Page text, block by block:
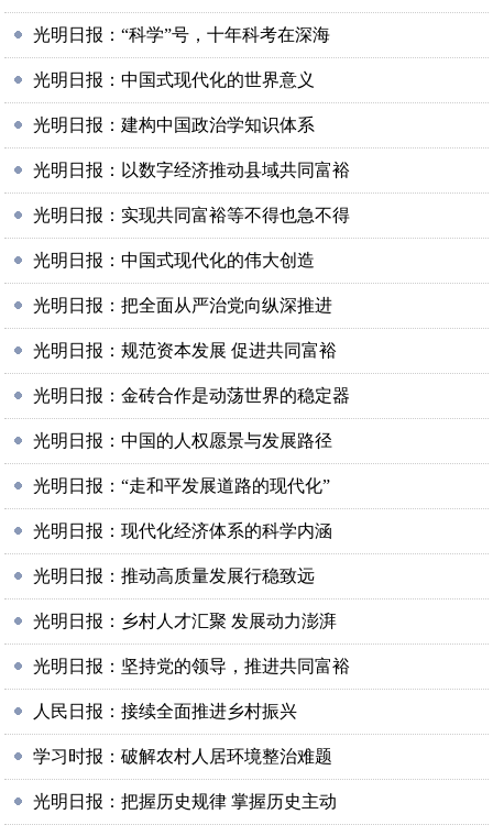
光明日报：“科学”号，十年科考在深海
光明日报：中国式现代化的世界意义
光明日报：建构中国政治学知识体系
光明日报：以数字经济推动县域共同富裕
光明日报：实现共同富裕等不得也急不得
光明日报：中国式现代化的伟大创造
光明日报：把全面从严治党向纵深推进
光明日报：规范资本发展 促进共同富裕
光明日报：金砖合作是动荡世界的稳定器
光明日报：中国的人权愿景与发展路径
光明日报：“走和平发展道路的现代化”
光明日报：现代化经济体系的科学内涵
光明日报：推动高质量发展行稳致远
光明日报：乡村人才汇聚 发展动力澎湃
光明日报：坚持党的领导，推进共同富裕
人民日报：接续全面推进乡村振兴
学习时报：破解农村人居环境整治难题
光明日报：把握历史规律 掌握历史主动